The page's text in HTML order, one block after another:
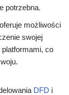
potrzebna.
możliwości
swojej
co
DFD i